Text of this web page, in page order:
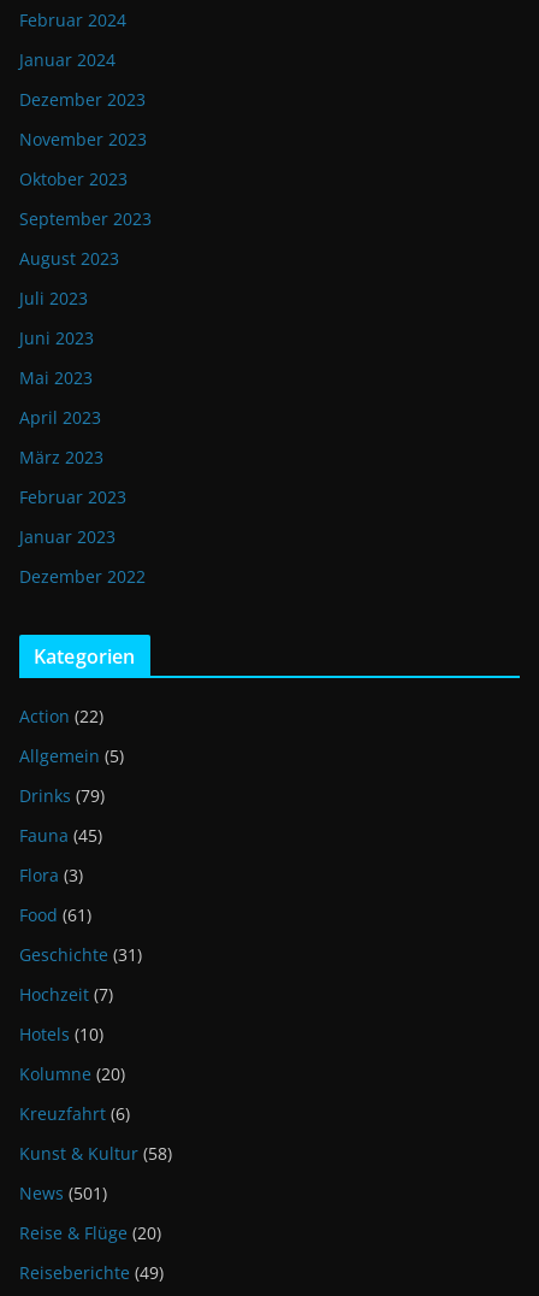
Februar 2024
Januar 2024
Dezember 2023
November 2023
Oktober 2023
September 2023
August 2023
Juli 2023
Juni 2023
Mai 2023
April 2023
März 2023
Februar 2023
Januar 2023
Dezember 2022
Kategorien
Action (22)
Allgemein (5)
Drinks (79)
Fauna (45)
Flora (3)
Food (61)
Geschichte (31)
Hochzeit (7)
Hotels (10)
Kolumne (20)
Kreuzfahrt (6)
Kunst & Kultur (58)
News (501)
Reise & Flüge (20)
Reiseberichte (49)